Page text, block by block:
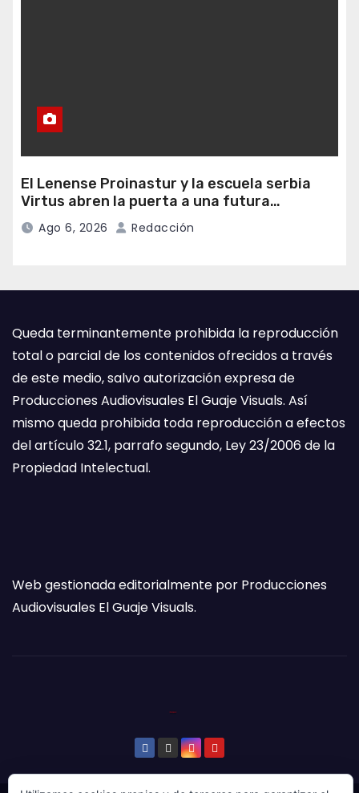
El Lenense Proinastur y la escuela serbia
Virtus abren la puerta a una futura
colaboración internacional
Ago 6, 2026 Redacción
Queda terminantemente prohibida la reproducción
total o parcial de los contenidos ofrecidos a través
de este medio, salvo autorización expresa de
Producciones Audiovisuales El Guaje Visuals. Así
mismo queda prohibida toda reproducción a efectos
del artículo 32.1, parrafo segundo, Ley 23/2006 de la
Propiedad Intelectual.
Web gestionada editorialmente por Producciones
Audiovisuales El Guaje Visuals.